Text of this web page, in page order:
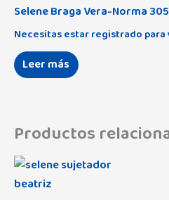
Selene Braga Vera-Norma
Necesitas estar registrado
Leer más
Productos